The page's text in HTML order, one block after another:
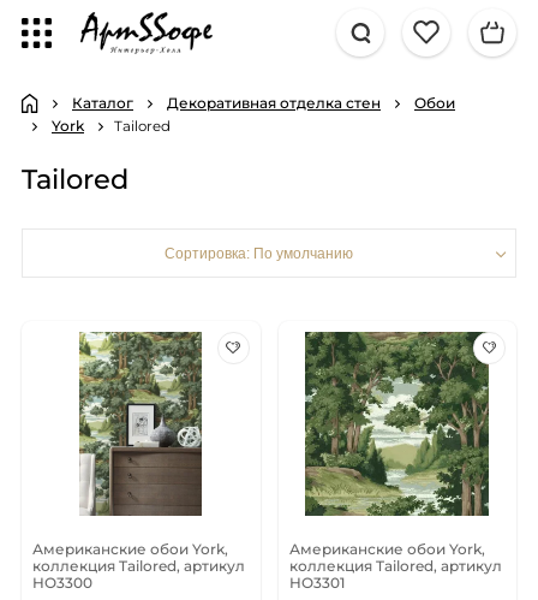
Каталог Декоративная отделка стен
Обои
York
Tailored
Tailored
Сортировка: По умолчанию
Американские обои York,
коллекция Tailored, артикул
HO3300
Американские обои York,
коллекция Tailored, артикул
HO3301